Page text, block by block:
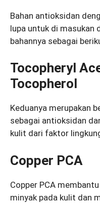
Bahan antioksidan
lupa untuk di masukan
bahannya sebagai
Tocopheryl
Tocopherol
Keduanya merupakan
sebagai antioksidan
kulit dari faktor
Copper PCA
Copper PCA
minyak pada kulit dan